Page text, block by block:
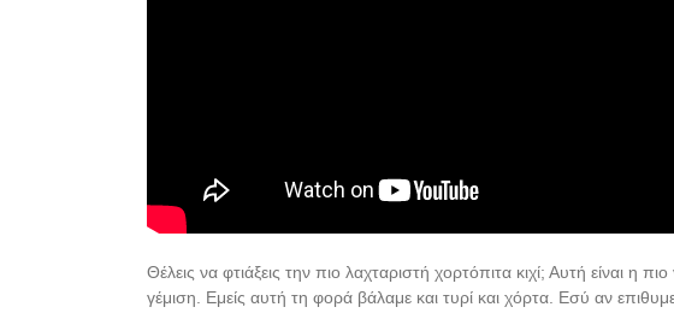
Θέλεις να φτιάξεις την πιο λαχταριστή χορτόπιτα κιχί; Αυτή είναι η
γέμιση. Εμείς αυτή τη φορά βάλαμε και τυρί και χόρτα. Εσύ αν